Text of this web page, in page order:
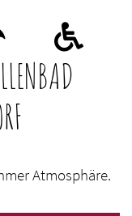
Atmosphäre.